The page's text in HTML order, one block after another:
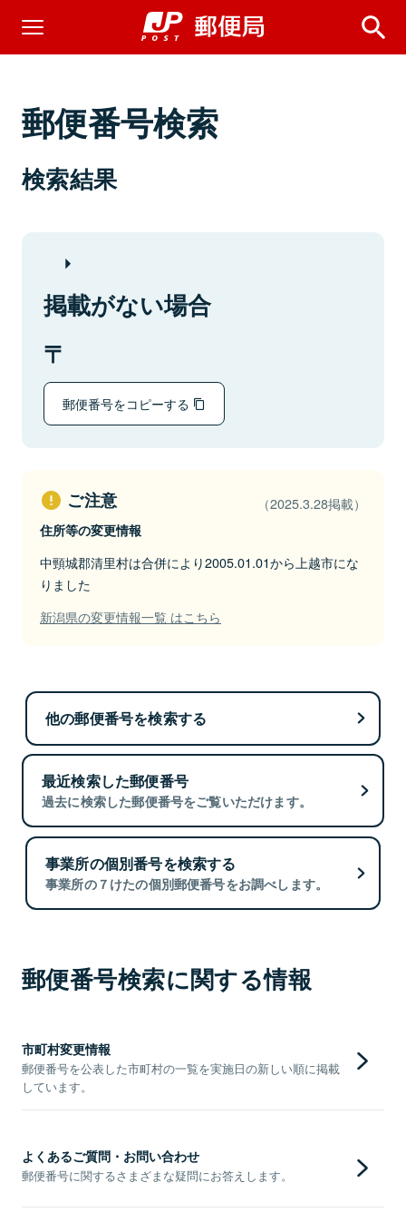
郵便番号検索
検索結果
掲載がない場合
郵便番号をコピーする
ご注意 （2025.3.28掲載）
住所等の変更情報
中頸城郡清里村は合併により2005.01.01から上越市にな
りました
新潟県の変更情報一覧 はこちら
他の郵便番号を検索する
最近検索した郵便番号
過去に検索した郵便番号をご覧いただけます。
事業所の個別番号を検索する
事業所の７けたの個別郵便番号をお調べします。
郵便番号検索に関する情報
市町村変更情報
郵便番号を公表した市町村の一覧を実施日の新しい順に掲載
しています。
よくあるご質問・お問い合わせ
郵便番号に関するさまざまな疑問にお答えします。